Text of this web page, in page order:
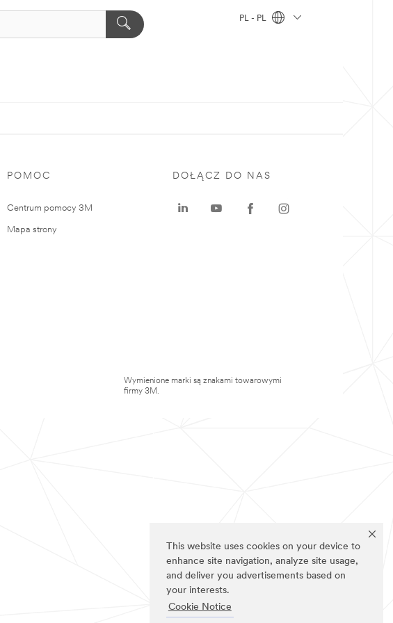
This website uses cookies on your device to
enhance site navigation, analyze site usage,
and deliver you advertisements based on
your interests.
Cookie Notice
PL - PL
POMOC
Centrum pomocy 3M
Mapa strony
DOŁĄCZ DO NAS
Wymienione marki są znakami towarowymi
firmy 3M.